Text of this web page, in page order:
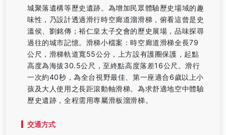
城聚落遺構等歷史遺跡。為增加民眾體驗歷史場域的趣
味性，乃設計透過滑行時空廊道溜滑梯，俯看這曾是史
溫侯、劉銘傳；裕仁皇太子交會的歷史展場，品味探尋
過往的城市記憶。滑梯小檔案：時空廊道滑梯全長79
公尺，滑梯軌道寬55公分，上方設有護圈保護，起點
高度為海拔30.5公尺，至終點高度落差16公尺。滑行
一次約40秒，為全台視野最佳、第一座適合6歲以上小
孩及大人使用之長距滾動軸滑梯。為求舒適地空中體驗
歷史遺跡，全程需用專屬滑板溜滑梯。
交通方式